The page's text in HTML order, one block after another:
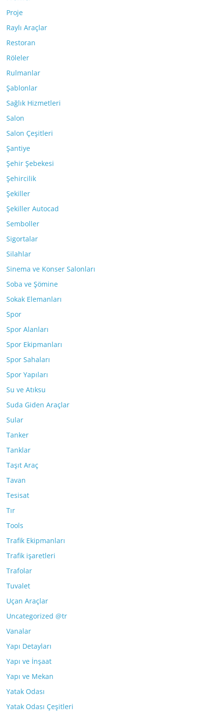
Proje
Raylı Araçlar
Restoran
Röleler
Rulmanlar
Şablonlar
Sağlık Hizmetleri
Salon
Salon Çeşitleri
Şantiye
Şehir Şebekesi
Şehircilik
Şekiller
Şekiller Autocad
Semboller
Sigortalar
Silahlar
Sinema ve Konser Salonları
Soba ve Şömine
Sokak Elemanları
Spor
Spor Alanları
Spor Ekipmanları
Spor Sahaları
Spor Yapıları
Su ve Atıksu
Suda Giden Araçlar
Sular
Tanker
Tanklar
Taşıt Araç
Tavan
Tesisat
Tır
Tools
Trafik Ekipmanları
Trafik işaretleri
Trafolar
Tuvalet
Uçan Araçlar
Uncategorized @tr
Vanalar
Yapı Detayları
Yapı ve İnşaat
Yapı ve Mekan
Yatak Odası
Yatak Odası Çeşitleri